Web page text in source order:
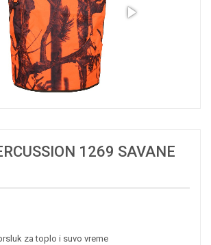
1269 SAVANE
za toplo i suvo vreme